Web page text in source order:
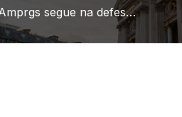
Amprgs segue na defesa do IPE Saúde e Previdência